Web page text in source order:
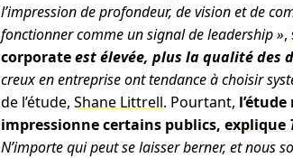
l’impression de profondeur, de vision et de
fonctionner comme un signal de leadership »,
corporateest élevée, plus la qualité des
creux en entreprise ont tendance à choisir
de l’étude, Shane Littrell. Pourtant,
impressionne certains publics, explique
N’importe qui peut se laisser berner, et nous